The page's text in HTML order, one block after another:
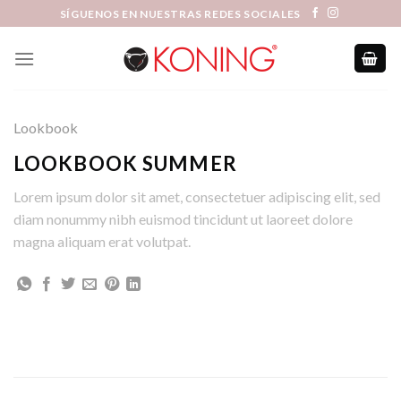
content
SÍGUENOS EN NUESTRAS REDES SOCIALES
Lookbook
LOOKBOOK SUMMER
Lorem ipsum dolor sit amet, consectetuer adipiscing elit, sed
diam nonummy nibh euismod tincidunt ut laoreet dolore
magna aliquam erat volutpat.